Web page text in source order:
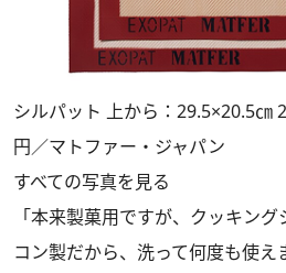
シルパット 上から：29.5×20.5㎝
円／マトファー・ジャパン
すべての写真を見る
「本来製菓用ですが、クッキン
コン製だから、洗って何度も使